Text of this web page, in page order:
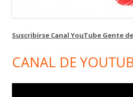
Suscribirse Canal YouTube Gente
CANAL DE